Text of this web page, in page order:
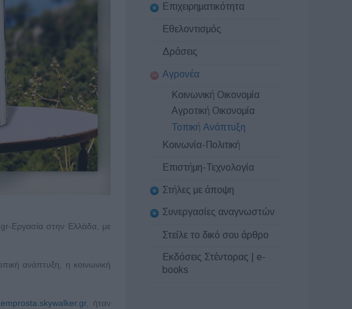
Εργασία στην Ελλάδα, με
ανάπτυξη, η κοινωνική
, ήταν
Επιχειρηματικότητα
Εθελοντισμός
Δράσεις
Αγρονέα
Κοινωνική Οικονομία
Αγροτική Οικονομία
Τοπική Ανάπτυξη
Κοινωνία-Πολιτική
Επιστήμη-Τεχνολογία
Στήλες με άποψη
Συνεργασίες αναγνωστών
Στείλε το δικό σου άρθρο
Εκδόσεις Στέντορας | e-
books